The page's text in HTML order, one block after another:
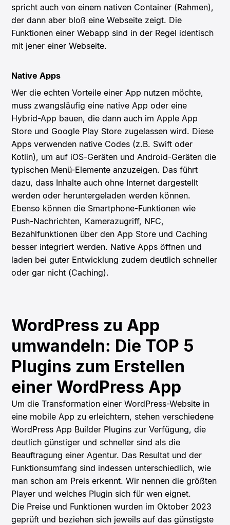
spricht auch von einem nativen Container (Rahmen),
der dann aber bloß eine Webseite zeigt. Die
Funktionen einer Webapp sind in der Regel identisch
mit jener einer Webseite.
Native Apps
Wer die echten Vorteile einer App nutzen möchte,
muss zwangsläufig eine native App oder eine
Hybrid-App bauen, die dann auch im Apple App
Store und Google Play Store zugelassen wird. Diese
Apps verwenden native Codes (z.B. Swift oder
Kotlin), um auf iOS-Geräten und Android-Geräten die
typischen Menü-Elemente anzuzeigen. Das führt
dazu, dass Inhalte auch ohne Internet dargestellt
werden oder heruntergeladen werden können.
Ebenso können die Smartphone-Funktionen wie
Push-Nachrichten, Kamerazugriff, NFC,
Bezahlfunktionen über den App Store und Caching
besser integriert werden. Native Apps öffnen und
laden bei guter Entwicklung zudem deutlich schneller
oder gar nicht (Caching).
WordPress zu App
umwandeln: Die TOP 5
Plugins zum Erstellen
einer WordPress App
Um die Transformation einer WordPress-Website in
eine mobile App zu erleichtern, stehen verschiedene
WordPress App Builder Plugins zur Verfügung, die
deutlich günstiger und schneller sind als die
Beauftragung einer Agentur. Das Resultat und der
Funktionsumfang sind indessen unterschiedlich, wie
man schon am Preis erkennt. Wir nennen die größten
Player und welches Plugin sich für wen eignet.
Die Preise und Funktionen wurden im Oktober 2023
geprüft und beziehen sich jeweils auf das günstigste